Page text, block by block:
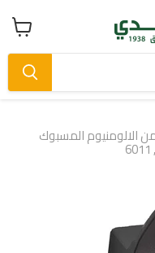
عرض
سلة
الالومنيوم المسبوك